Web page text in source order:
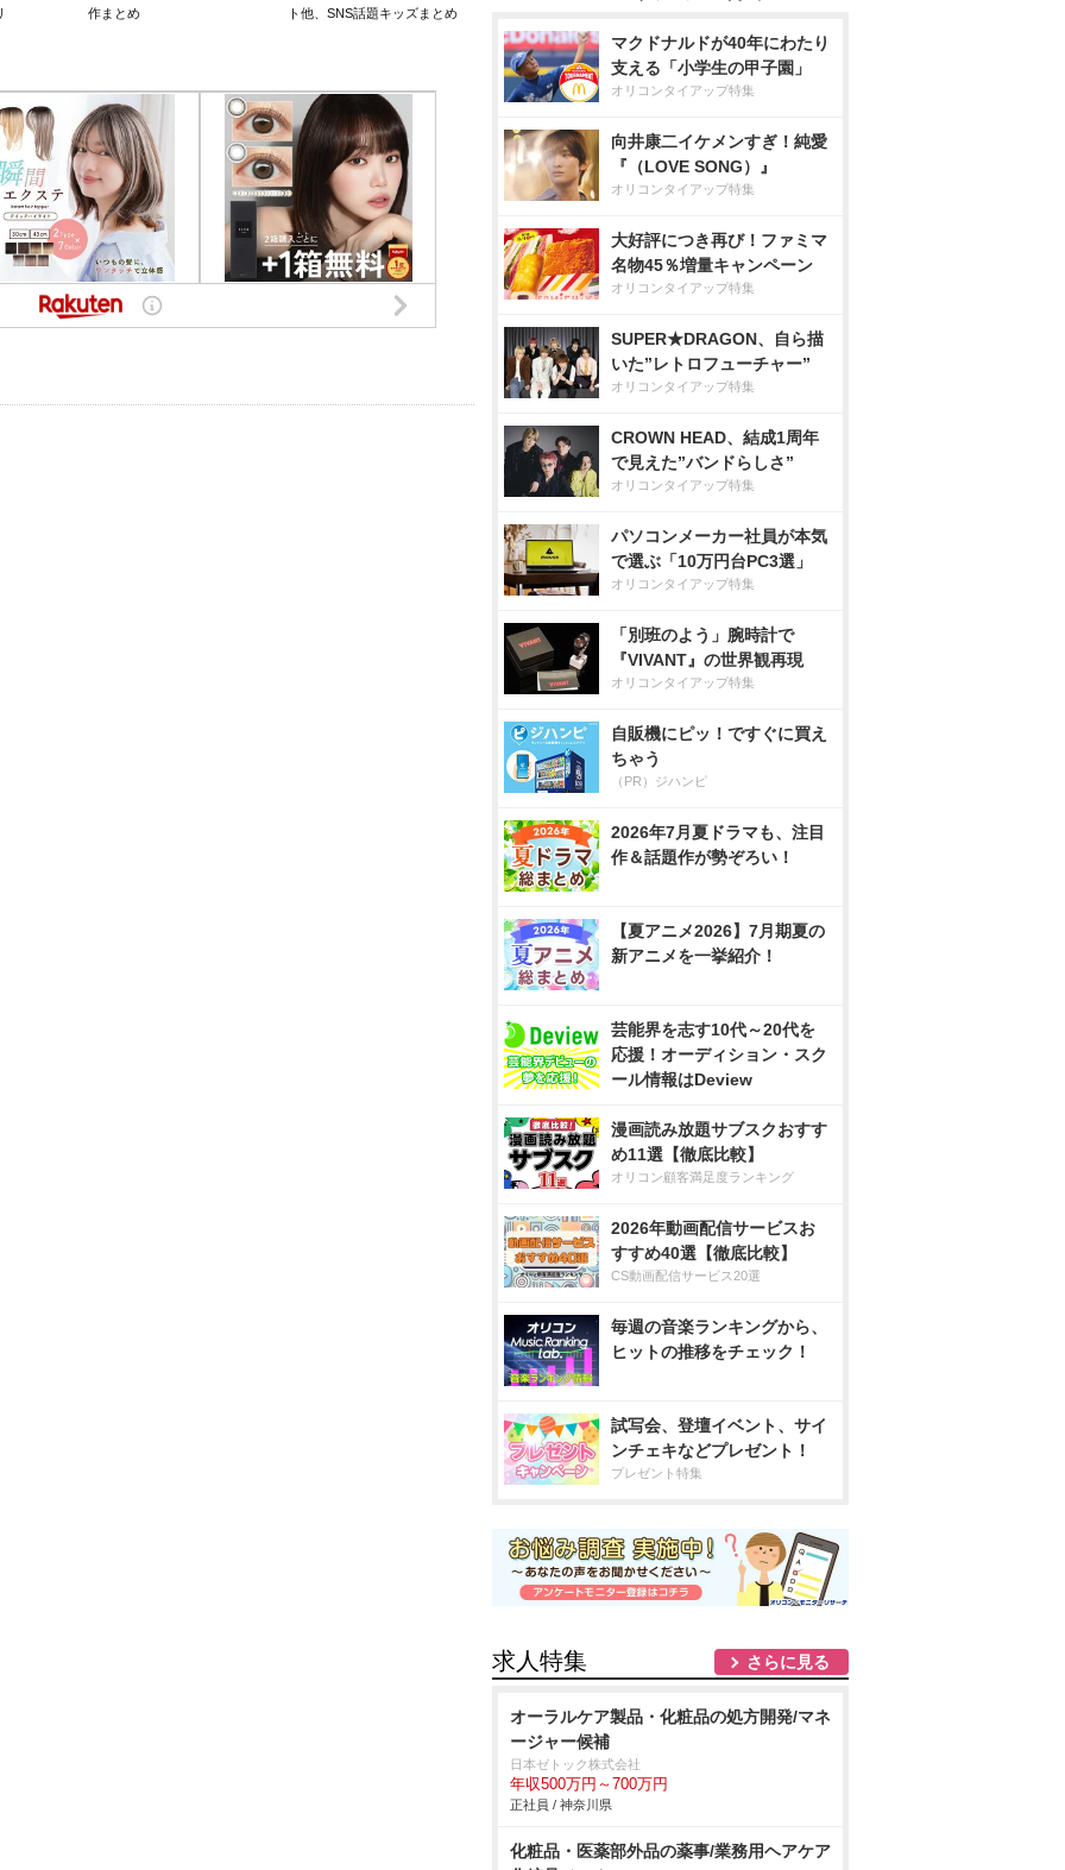
作まとめ
ト他、SNS話題キッズまとめ
マクドナルドが40年にわたり
支える「小学生の甲子園」
オリコンタイアップ特集
向井康二イケメンすぎ！純愛
『（LOVE SONG）』
オリコンタイアップ特集
大好評につき再び！ファミマ
名物45％増量キャンペーン
オリコンタイアップ特集
SUPER★DRAGON、自ら描
いた”レトロフューチャー”
オリコンタイアップ特集
CROWN HEAD、結成1周年
で見えた”バンドらしさ”
オリコンタイアップ特集
パソコンメーカー社員が本気
で選ぶ「10万円台PC3選」
オリコンタイアップ特集
「別班のよう」腕時計で
『VIVANT』の世界観再現
オリコンタイアップ特集
自販機にピッ！ですぐに買え
ちゃう
（PR）ジハンピ
2026年7月夏ドラマも、注目
作＆話題作が勢ぞろい！
【夏アニメ2026】7月期夏の
新アニメを一挙紹介！
芸能界を志す10代～20代を
応援！オーディション・スク
ール情報はDeview
漫画読み放題サブスクおすす
め11選【徹底比較】
オリコン顧客満足度ランキング
2026年動画配信サービスお
すすめ40選【徹底比較】
CS動画配信サービス20選
毎週の音楽ランキングから、
ヒットの推移をチェック！
試写会、登壇イベント、サイ
ンチェキなどプレゼント！
プレゼント特集
求人特集 さらに見る
オーラルケア製品・化粧品の処方開発/マネ
ージャー候補
日本ゼトック株式会社
年収500万円～700万円
正社員 / 神奈川県
化粧品・医薬部外品の薬事/業務用ヘアケア